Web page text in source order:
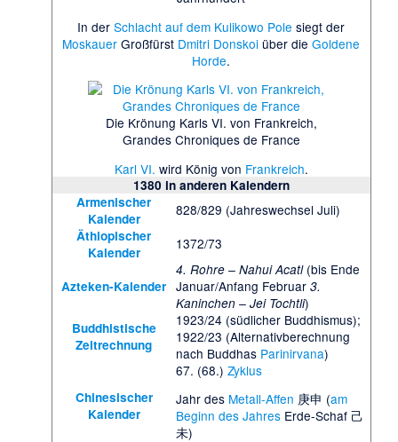
In derSchlacht auf dem Kulikowo Pole siegt der
Moskauer Großfürst Dmitri Donskoi über dieGoldene
Horde.
Die Krönung Karls VI. von Frankreich,
Grandes Chroniques de France
Karl VI. wird König von Frankreich.
1380 in anderen Kalendern
Armenischer
Kalender
828/829 (Jahreswechsel Juli)
Äthiopischer
Kalender
1372/73
Azteken-Kalender
4. Rohre – Nahui Acatl(bis Ende
Januar/Anfang Februar 3.
Kaninchen – Jei Tochtli)
Buddhistische
Zeitrechnung
1923/24 (südlicher Buddhismus);
1922/23 (Alternativberechnung
nach Buddhas Parinirvana)
Chinesischer
Kalender
67. (68.) Zyklus
Jahr des Metall-Affen 庚申 (am
Beginn des JahresErde-Schaf 己
未)